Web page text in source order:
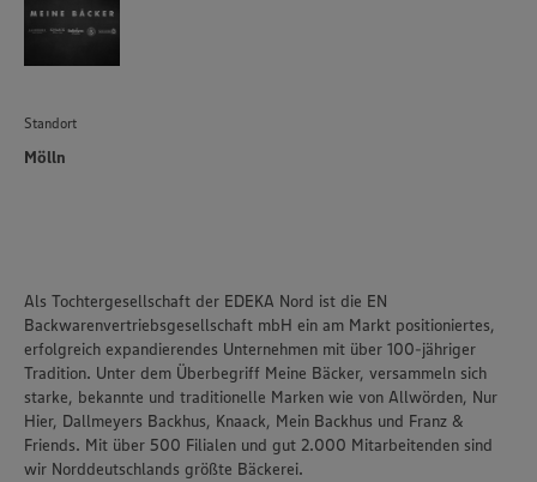
Standort
Mölln
Als Tochtergesellschaft der EDEKA Nord ist die EN
Backwarenvertriebsgesellschaft mbH ein am Markt positioniertes,
erfolgreich expandierendes Unternehmen mit über 100-jähriger
Tradition. Unter dem Überbegriff Meine Bäcker, versammeln sich
starke, bekannte und traditionelle Marken wie von Allwörden, Nur
Hier, Dallmeyers Backhus, Knaack, Mein Backhus und Franz &
Friends. Mit über 500 Filialen und gut 2.000 Mitarbeitenden sind
wir Norddeutschlands größte Bäckerei.